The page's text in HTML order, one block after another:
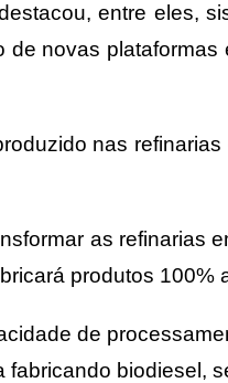
entre eles,
novas
nas
as refinarias
produtos 100%
de
biodiesel,